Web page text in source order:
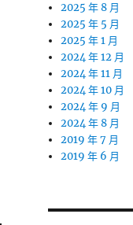
2025 年 8 月
2025 年 5 月
2025 年 1 月
2024 年 12 月
2024 年 11 月
2024 年 10 月
2024 年 9 月
2024 年 8 月
2019 年 7 月
2019 年 6 月